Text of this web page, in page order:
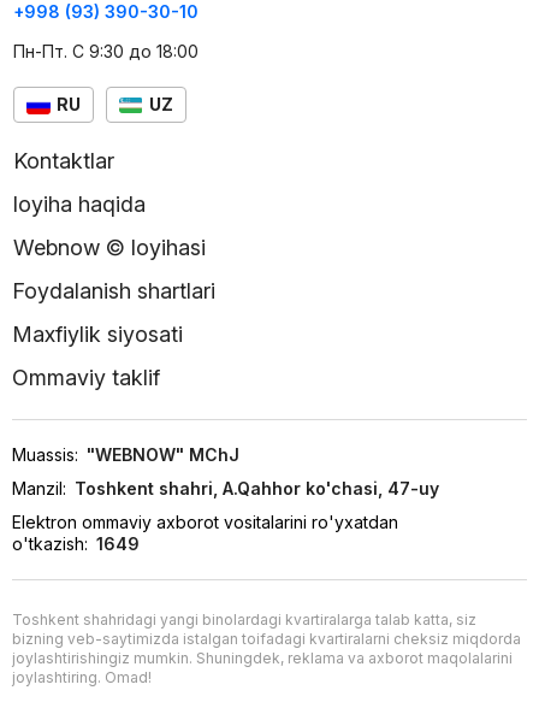
+998 (93) 390-30-10
Пн-Пт. С 9:30 до 18:00
RU UZ
Kontaktlar
loyiha haqida
Webnow © loyihasi
Foydalanish shartlari
Maxfiylik siyosati
Ommaviy taklif
Muassis: "WEBNOW" MChJ
Manzil: Toshkent shahri, A.Qahhor ko'chasi, 47-uy
Elektron ommaviy axborot vositalarini ro'yxatdan
o'tkazish: 1649
Toshkent shahridagi yangi binolardagi kvartiralarga talab katta, siz
bizning veb-saytimizda istalgan toifadagi kvartiralarni cheksiz miqdorda
joylashtirishingiz mumkin. Shuningdek, reklama va axborot maqolalarini
joylashtiring. Omad!